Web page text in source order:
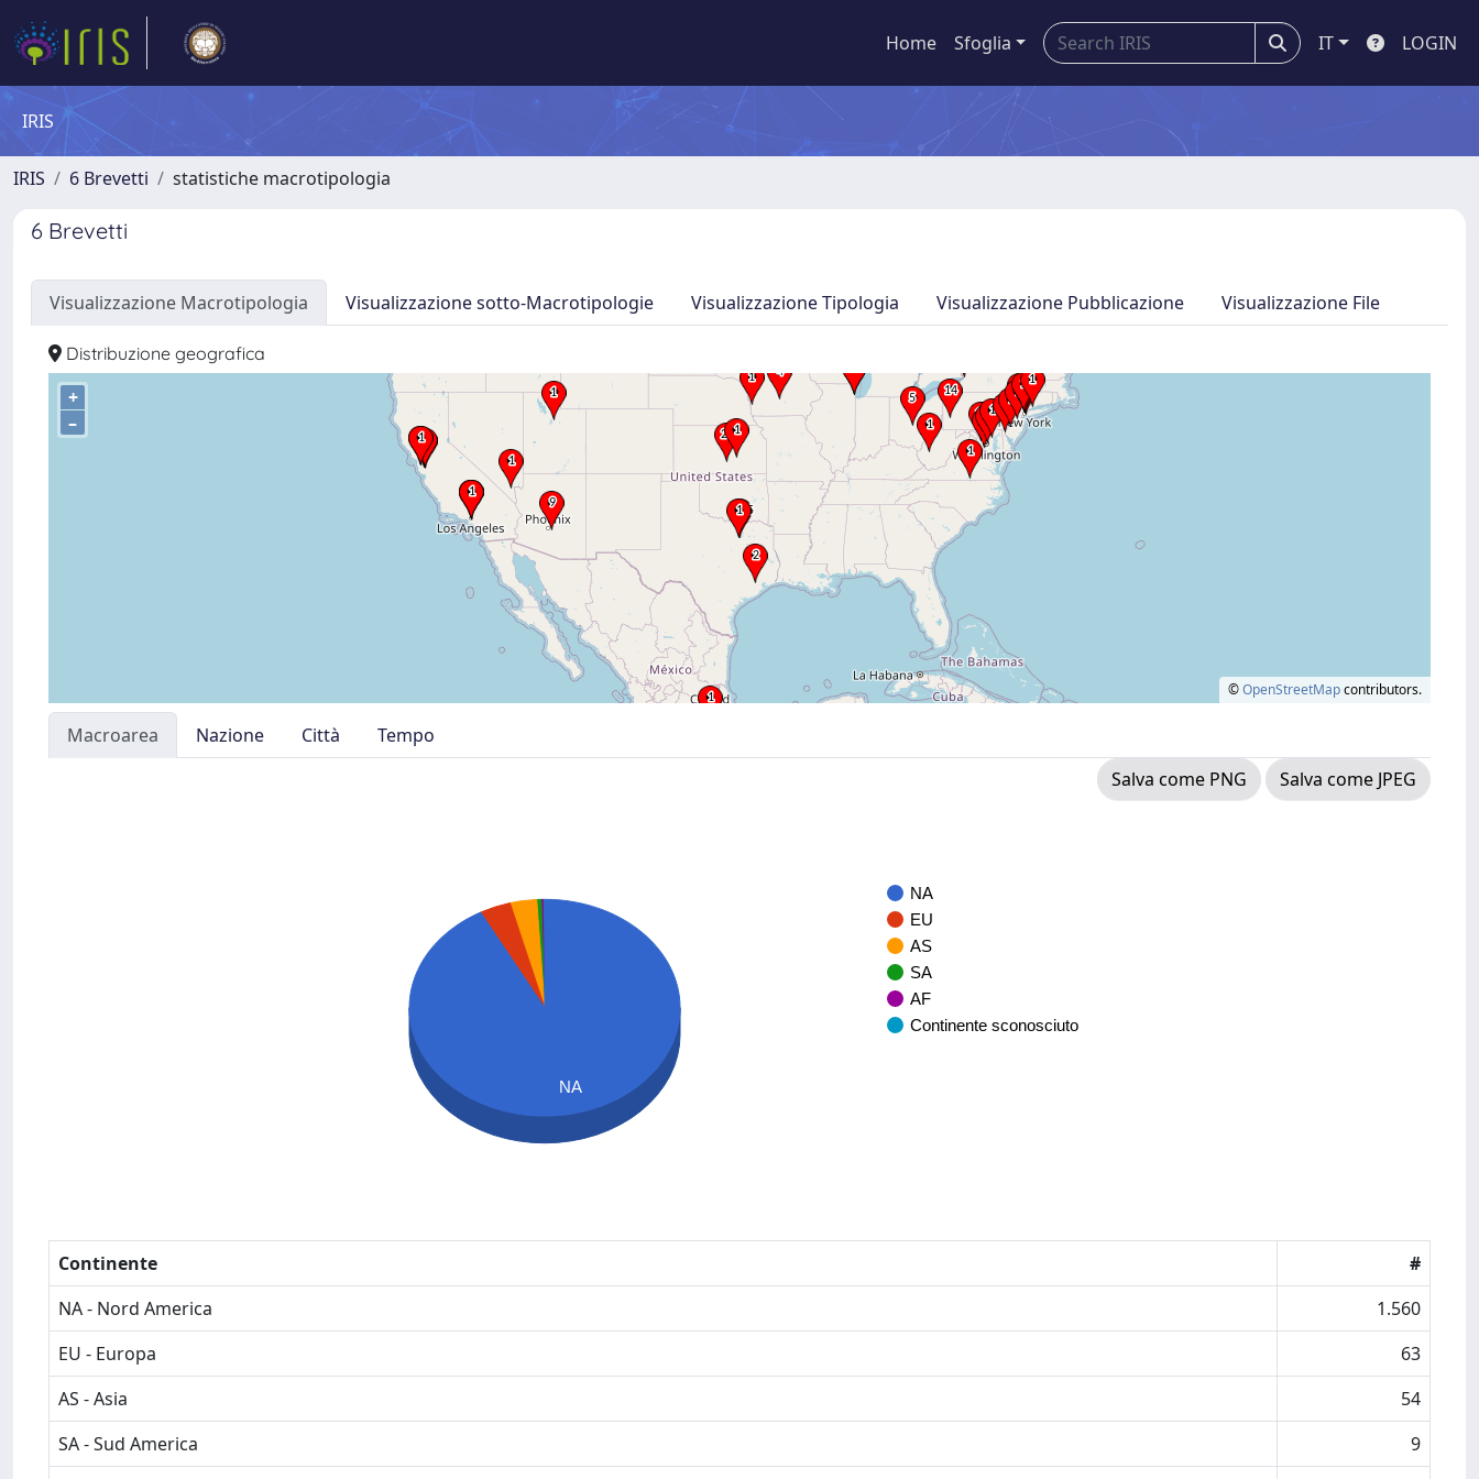
Home Sfoglia IT LOGIN
IRIS
IRIS 6 Brevetti statistiche macrotipologia
6 Brevetti
Visualizzazione Macrotipologia Visualizzazione sotto-Macrotipologie Visualizzazione Tipologia Visualizzazione Pubblicazione Visualizzazione File
Distribuzione geografica
+
–
©OpenStreetMapcontributors.
Macroarea Nazione Città
Tempo
Salva come PNG
Salva come JPEG
NA
EU
AS
SA
AF
Continente sconosciuto
NA
Continente
#
NA - Nord America
1.560
EU - Europa
63
AS - Asia
54
SA - Sud America
9